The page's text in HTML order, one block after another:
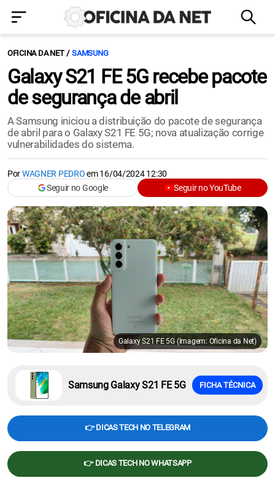
OFICINA DA NET SAMSUNG
Galaxy S21 FE 5G recebe pacote
de segurança de abril
A Samsung iniciou a distribuição do pacote de segurança
de abril para o Galaxy S21 FE 5G; nova atualização corrige
vulnerabilidades do sistema.
PorWAGNER PEDROem16/04/2024 12:30
Seguir no Google
Seguir no YouTube
Galaxy S21 FE 5G (Imagem: Oficina da Net)
Samsung Galaxy S21 FE 5G FICHA TÉCNICA
👉 DICAS TECH NO TELEGRAM
👉 DICAS TECH NO WHATSAPP